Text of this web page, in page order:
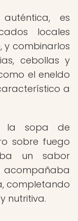
es
locales
y combinarlos
cebollas y
el eneldo
a
la sopa de
sobre fuego
un sabor
acompañaba
completando
nutritiva.